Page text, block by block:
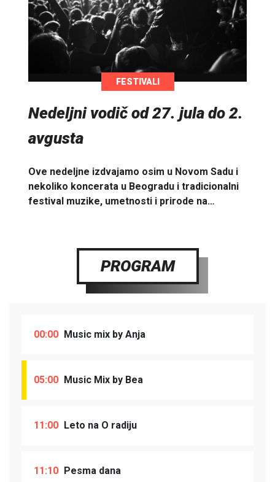
FESTIVALI
Nedeljni vodič od 27. jula do 2.
avgusta
Ove nedeljne izdvajamo osim u Novom Sadu i
nekoliko koncerata u Beogradu i tradicionalni
festival muzike, umetnosti i prirode na…
PROGRAM
00:00 Music mix by Anja
05:00 Music Mix by Bea
11:00 Leto na O radiju
11:10 Pesma dana